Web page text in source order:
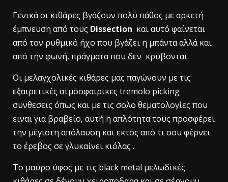
Γενικά οι κιθάρες βγάζουν πολύ πάθος με αρκετή
έμπνευση από τους Dissection και αυτό φαίνεται
από τον ρυθμικό ήχο που βγάζει η μπάντα αλλά και
από την φωνή, πράγματα που δεν κρύβονται.
Οι μελαγχολικές κιθάρες μας παγώνουν με τις
εξαιρετικές ατμόσφαιρικες tremolo picking
συνθεσεις όπως και με τις σολο θεματολογίες που
ειναι για βραβείο, αυτή η απλότητα τους προσφέρει
την μέγιστη απόλαυση και εκτός από τι σου φέρνει
το έρεβος σε γλυκαίνει κιόλας .
Το μαύρο ύφος με τις black metal μελωδικές